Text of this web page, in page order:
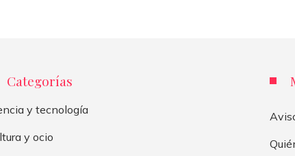
Categorías
y tecnología
y ocio